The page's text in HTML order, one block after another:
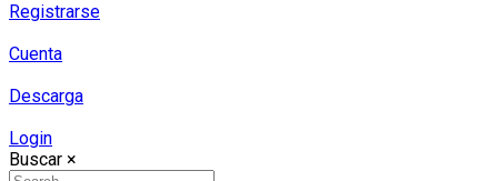
Registrarse
Cuenta
Descarga
Login
Buscar ×